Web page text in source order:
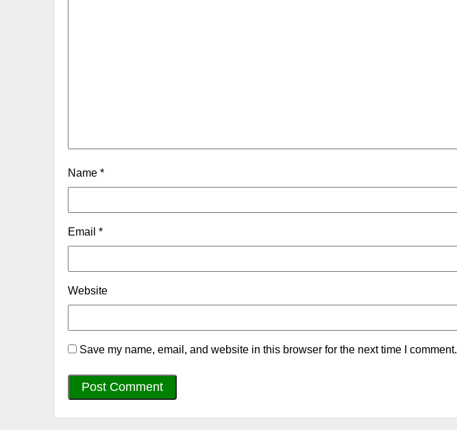
Name *
Email *
Website
Save my name, email, and website in this browser for the next time I comment.